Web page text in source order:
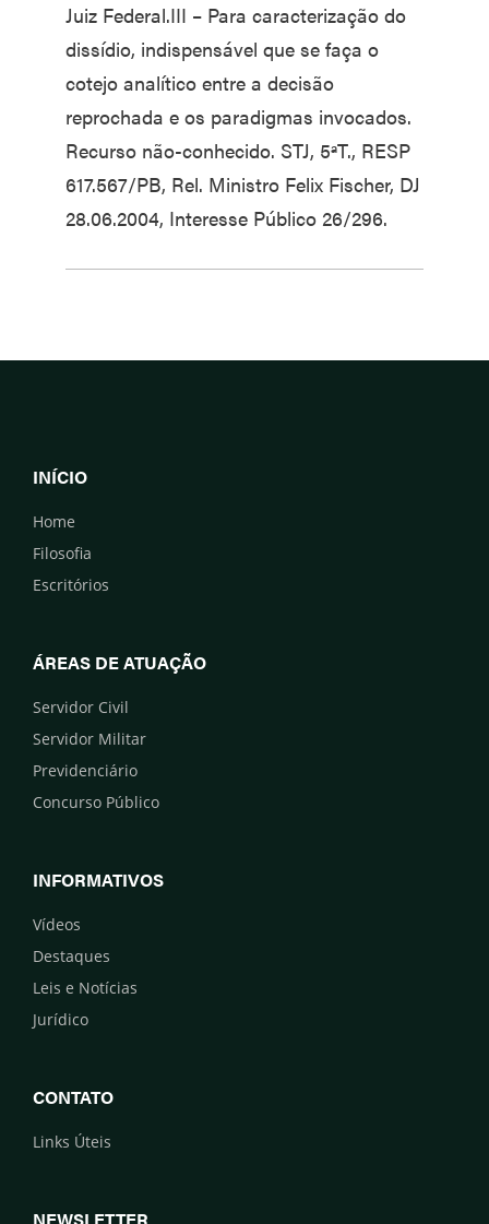
Juiz Federal.III – Para caracterização do
dissídio, indispensável que se faça o
cotejo analítico entre a decisão
reprochada e os paradigmas invocados.
Recurso não-conhecido. STJ, 5ªT., RESP
617.567/PB, Rel. Ministro Felix Fischer, DJ
28.06.2004, Interesse Público 26/296.
INÍCIO
Home
Filosofia
Escritórios
ÁREAS DE ATUAÇÃO
Servidor Civil
Servidor Militar
Previdenciário
Concurso Público
INFORMATIVOS
Vídeos
Destaques
Leis e Notícias
Jurídico
CONTATO
Links Úteis